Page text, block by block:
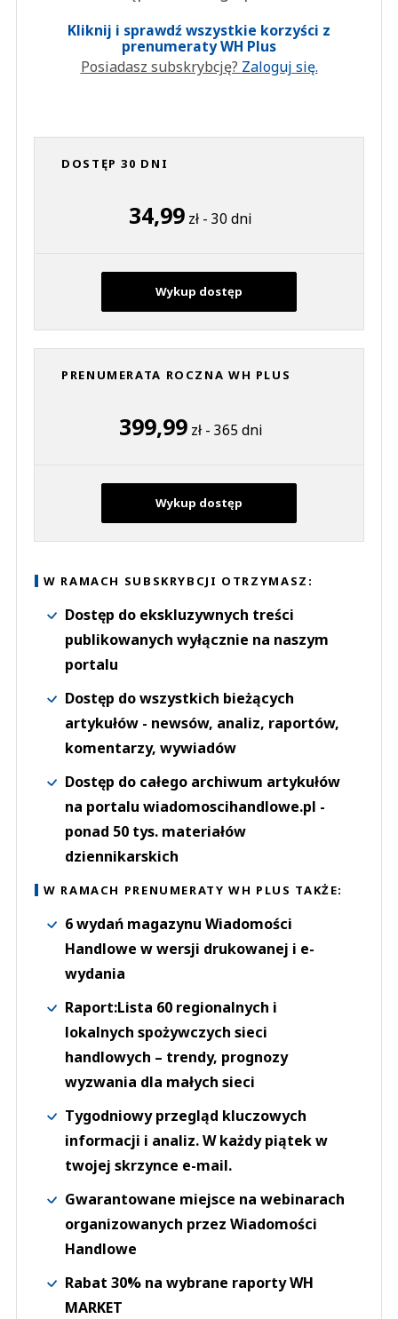
Kliknij i sprawdź wszystkie korzyści z
prenumeraty WH Plus
Posiadasz subskrybcję? Zaloguj się.
DOSTĘP 30 DNI
34,99 zł - 30 dni
Wykup dostęp
PRENUMERATA ROCZNA WH PLUS
399,99zł - 365 dni
Wykup dostęp
W RAMACH SUBSKRYBCJI OTRZYMASZ:
Dostęp do ekskluzywnych treści
publikowanych wyłącznie na naszym
portalu
Dostęp do wszystkich bieżących
artykułów - newsów, analiz, raportów,
komentarzy, wywiadów
Dostęp do całego archiwum artykułów
na portalu wiadomoscihandlowe.pl -
ponad 50 tys. materiałów
dziennikarskich
W RAMACH PRENUMERATY WH PLUS TAKŻE:
6 wydań magazynu Wiadomości
Handlowe w wersji drukowanej i e-
wydania
Raport:Lista 60 regionalnych i
lokalnych spożywczych sieci
handlowych – trendy, prognozy
wyzwania dla małych sieci
Tygodniowy przegląd kluczowych
informacji i analiz. W każdy piątek w
twojej skrzynce e-mail.
Gwarantowane miejsce na webinarach
organizowanych przez Wiadomości
Handlowe
Rabat 30% na wybrane raporty WH
MARKET